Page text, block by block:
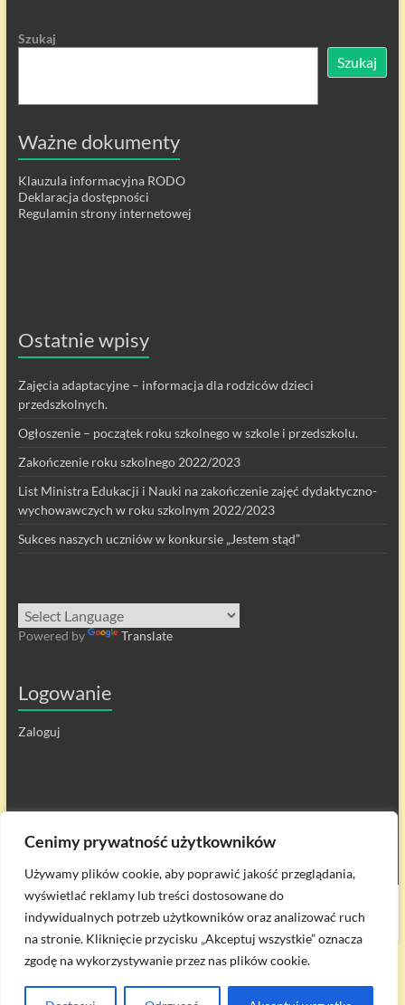
Cenimy prywatność użytkowników
Używamy plików cookie, aby poprawić jakość przeglądania,
wyświetlać reklamy lub treści dostosowane do
indywidualnych potrzeb użytkowników oraz analizować ruch
na stronie. Kliknięcie przycisku „Akceptuj wszystkie” oznacza
zgodę na wykorzystywanie przez nas plików cookie.
Szukaj
Szukaj
Ważne dokumenty
Klauzula informacyjna RODO
Deklaracja dostępności
Regulamin strony internetowej
Ostatnie wpisy
Zajęcia adaptacyjne – informacja dla rodziców dzieci
przedszkolnych.
Ogłoszenie – początek roku szkolnego w szkole i przedszkolu.
Zakończenie roku szkolnego 2022/2023
List Ministra Edukacji i Nauki na zakończenie zajęć dydaktyczno-
wychowawczych w roku szkolnym 2022/2023
Sukces naszych uczniów w konkursie „Jestem stąd”
Powered by Translate
Logowanie
Zaloguj
Prawa autorskie © 2026Zespół Szkół w Przesmykach. All rights reserved.
ThemeSpaciousby ThemeGrill. Powered by:WordPress.